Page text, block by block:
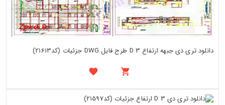
دانلود تری دی جبهه ارتفاع 3 D طرح فایل DWG جزئیات (کد21613)